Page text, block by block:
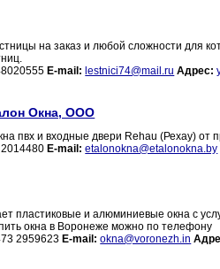
на заказ и любой сложности для
E-mail: lestnici74@mail.ru Адрес:
Окна, ООО
пвх и входные двери Rehau (Рехау) от
E-mail: etalonokna@etalonokna.by
пластиковые и алюминиевые окна с
окна в Воронеже можно по телефону
2959623 E-mail: okna@voronezh.in